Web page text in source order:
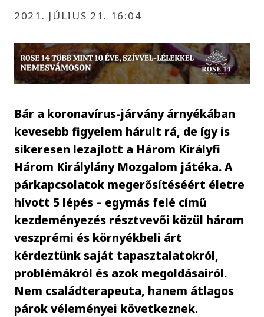
2021. JÚLIUS 21. 16:04
Bár a koronavírus-járvány árnyékában
kevesebb figyelem hárult rá, de így is
sikeresen lezajlott a Három Királyfi
Három Királylány Mozgalom játéka. A
párkapcsolatok megerősítéséért életre
hívott 5 lépés – egymás felé című
kezdeményezés résztvevői közül három
veszprémi és környékbeli árt
kérdeztünk saját tapasztalatokról,
problémákról és azok megoldásairól.
Nem családterapeuta, hanem átlagos
párok véleményei következnek.